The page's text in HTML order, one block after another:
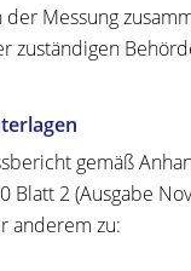
der Messung
zuständigen
gemäß
Blatt 2 (Ausgabe
anderem zu: